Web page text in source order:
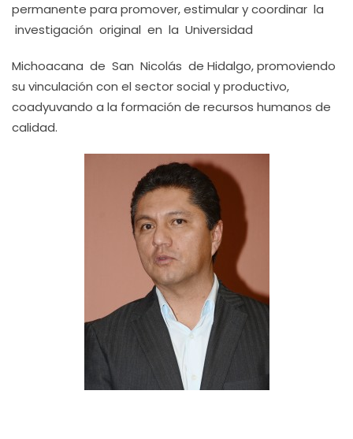
permanente para promover, estimular y coordinar la
investigación original en la Universidad
Michoacana de San Nicolás de Hidalgo, promoviendo
su vinculación con el sector social y productivo,
coadyuvando a la formación de recursos humanos de
calidad.